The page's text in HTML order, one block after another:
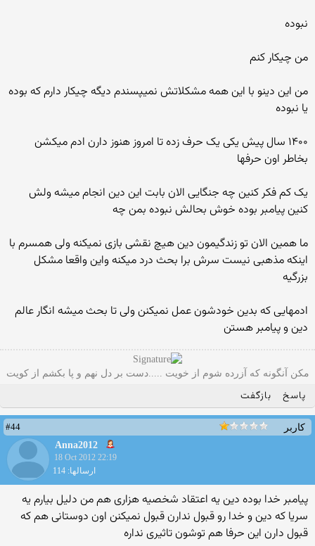
نبوده
من چیکار کنم
من این دینو با این همه مشکلاتش نمیپسندم دیگه چیکار دارم که بوده
یا نبوده
۱۴۰۰ سال پیش یکی یک حرف زده تا امروز هنوز دارن ادم میکشن
بخاطر اون حرفها
یک کم فکر کنین چه جنگایی الان بابت این دین انجام میشه ولش
کنین پیامبر بوده خوش بحالش نبوده بمن چه
ما همین الان تو زندگیمون دین هیچ نقشی بازی نمیکنه ولی همسرم با
اینکه مذهبی نیست سرش برا بحث درد میکنه واین واقعا مشکل
بزرگیه
ادمهایی که بدین خودشون عمل نمیکنن ولی تا بحث میشه انگار عالم
دین و پیامبر هستن
مکن آنگونه که آزرده شوم از خویت .....دست بر دل نهم و پا بکشم از کویت
پاسخ بازگفت
کاربر
#44
Anna2012
18 Oct 2012 22:19
ارسالها: 114
پیامبر خدا بوده دین یه اعتقاد شخصیه هزاری هم من دلیل بیارم یه
سریا که دین و خدا رو قبول ندارن قبول نمیکنن اون دوستانی هم که
قبول دارن این حرفا هم توشون تاثیری نداره